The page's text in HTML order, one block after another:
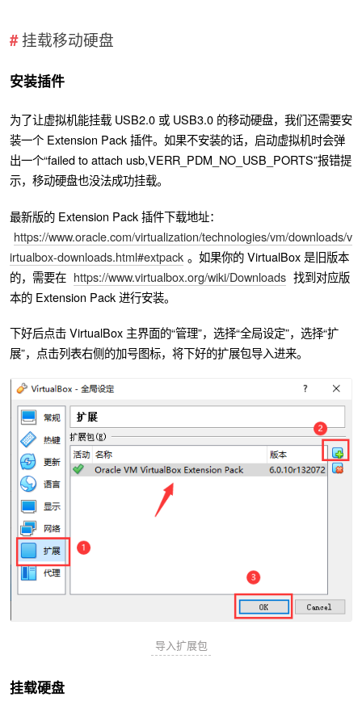
挂载移动硬盘
安装插件
为了让虚拟机能挂载 USB2.0 或 USB3.0 的移动硬盘，我们还需要安
装一个 Extension Pack 插件。如果不安装的话，启动虚拟机时会弹
出一个“failed to attach usb,VERR_PDM_NO_USB_PORTS”报错提
示，移动硬盘也没法成功挂载。
最新版的 Extension Pack 插件下载地址：
https://www.oracle.com/virtualization/technologies/vm/downloads/v
irtualbox-downloads.html#extpack 。如果你的 VirtualBox 是旧版本
的，需要在 https://www.virtualbox.org/wiki/Downloads 找到对应版
本的 Extension Pack 进行安装。
下好后点击 VirtualBox 主界面的“管理”，选择“全局设定”，选择“扩
展”，点击列表右侧的加号图标，将下好的扩展包导入进来。
导入扩展包
挂载硬盘